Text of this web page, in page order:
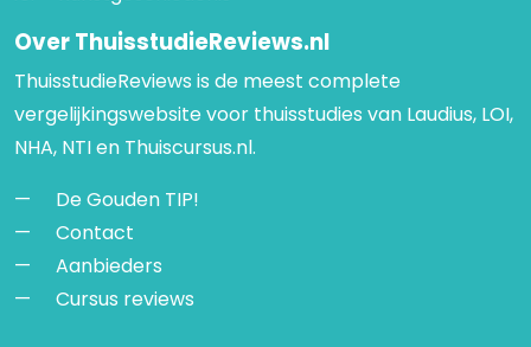
Over ThuisstudieReviews.nl
ThuisstudieReviews is de meest complete
vergelijkingswebsite voor thuisstudies van Laudius, LOI,
NHA, NTI en Thuiscursus.nl.
De Gouden TIP!
Contact
Aanbieders
Cursus reviews